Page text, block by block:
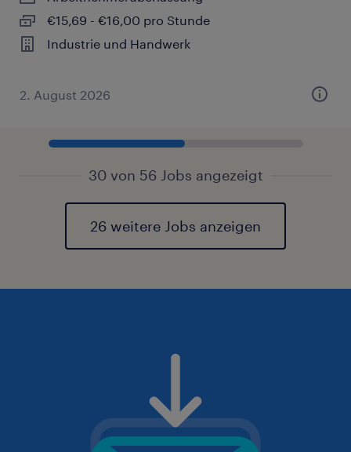
€15,69 - €16,00 pro Stunde
Industrie und Handwerk
2. August 2026
30 von 56 Jobs angezeigt
26 weitere Jobs anzeigen